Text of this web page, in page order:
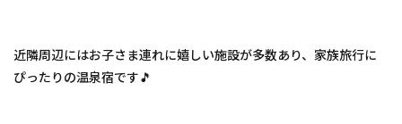
近隣周辺にはお子さま連れに嬉しい施設が多数あり、家族旅行に
ぴったりの温泉宿です🎵